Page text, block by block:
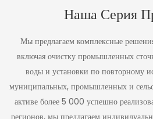
расходы при
мониторинге
сточных вод и
городских
канализационных
стоков.
эксплуатационные
◎ Интеллектуальные
функции
автоматизации
Наша Серия
Мы предлагаем комплексные
включая очистку промышленных
воды и установки по повторному
муниципальных, промышленных и
активе более 5 000 успешно